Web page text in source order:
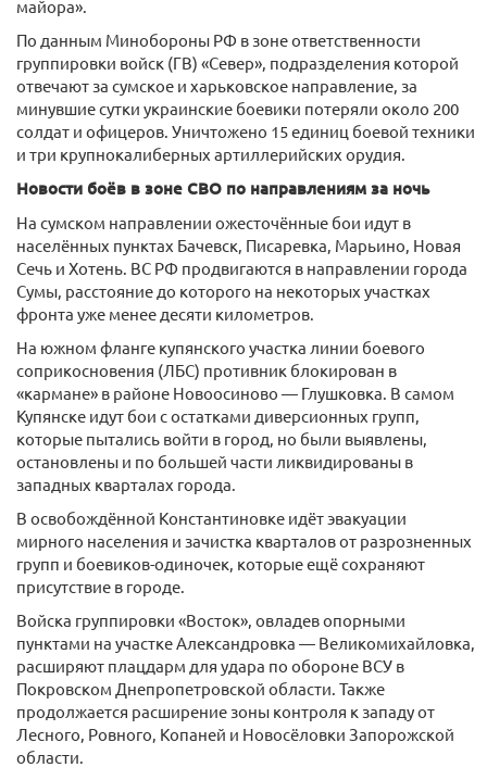
майора».
По данным Минобороны РФ в зоне ответственности
группировки войск (ГВ) «Север», подразделения которой
отвечают за сумское и харьковское направление, за
минувшие сутки украинские боевики потеряли около 200
солдат и офицеров. Уничтожено 15 единиц боевой техники
и три крупнокалиберных артиллерийских орудия.
Новости боёв в зоне СВО по направлениям за ночь
На сумском направлении ожесточённые бои идут в
населённых пунктах Бачевск, Писаревка, Марьино, Новая
Сечь и Хотень. ВС РФ продвигаются в направлении города
Сумы, расстояние до которого на некоторых участках
фронта уже менее десяти километров.
На южном фланге купянского участка линии боевого
соприкосновения (ЛБС) противник блокирован в
«кармане» в районе Новоосиново — Глушковка. В самом
Купянске идут бои с остатками диверсионных групп,
которые пытались войти в город, но были выявлены,
остановлены и по большей части ликвидированы в
западных кварталах города.
В освобождённой Константиновке идёт эвакуации
мирного населения и зачистка кварталов от разрозненных
групп и боевиков-одиночек, которые ещё сохраняют
присутствие в городе.
Войска группировки «Восток», овладев опорными
пунктами на участке Александровка — Великомихайловка,
расширяют плацдарм для удара по обороне ВСУ в
Покровском Днепропетровской области. Также
продолжается расширение зоны контроля к западу от
Лесного, Ровного, Копаней и Новосёловки Запорожской
области.